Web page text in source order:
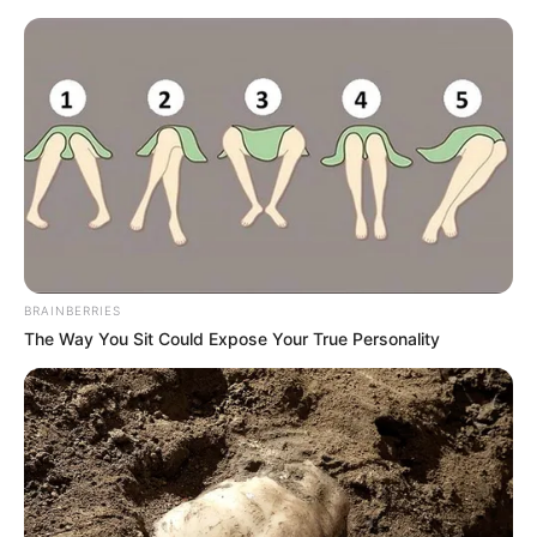
au
Pronostic Gratuit du Tiercé Quinté PMU du jour
Menu
BRAINBERRIES
The Way You Sit Could Expose Your True Personality